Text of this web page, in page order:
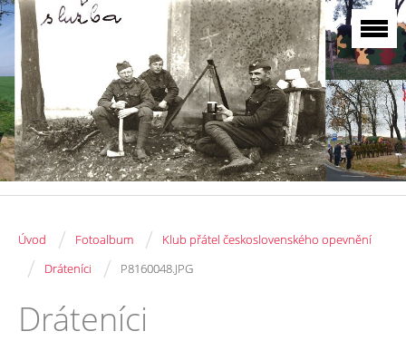
Úvod / Fotoalbum / Klub přátel československého opevnění
/ Dráteníci / P8160048.JPG
Dráteníci